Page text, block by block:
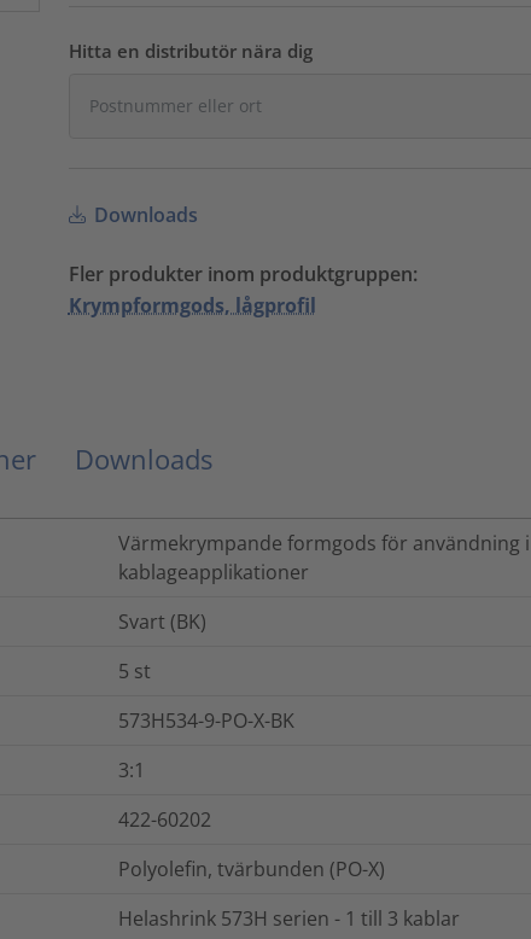
Hitta en distributör nära dig
Downloads
Fler produkter inom produktgruppen:
Krympformgods, lågprofil
Downloads
Värmekrympande formgods för användning
kablageapplikationer
Svart (BK)
5 st
573H534-9-PO-X-BK
3:1
422-60202
Polyolefin, tvärbunden (PO-X)
Helashrink 573H serien - 1 till 3 kablar